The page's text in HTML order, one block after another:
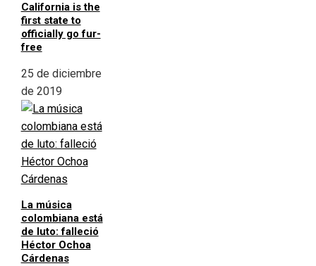
California is the
first state to
officially go fur-
free
25 de diciembre
de 2019
La música
colombiana está
de luto: falleció
Héctor Ochoa
Cárdenas